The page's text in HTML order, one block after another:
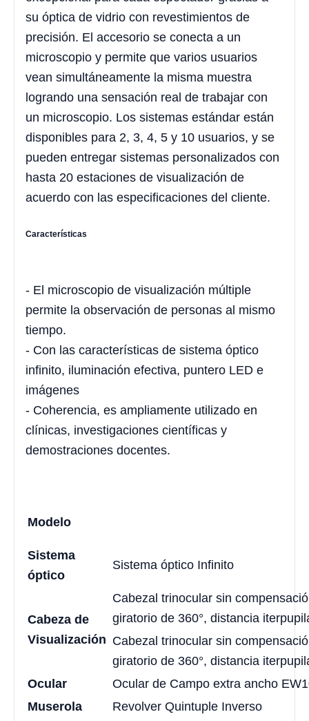
su óptica de vidrio con revestimientos de
precisión. El accesorio se conecta a un
microscopio y permite que varios usuarios
vean simultáneamente la misma muestra
logrando una sensación real de trabajar con
un microscopio. Los sistemas estándar están
disponibles para 2, 3, 4, 5 y 10 usuarios, y se
pueden entregar sistemas personalizados con
hasta 20 estaciones de visualización de
acuerdo con las especificaciones del cliente.
Características
- El microscopio de visualización múltiple
permite la observación de personas al mismo
tiempo.
- Con las características de sistema óptico
infinito, iluminación efectiva, puntero LED e
imágenes
- Coherencia, es ampliamente utilizado en
clínicas, investigaciones científicas y
demostraciones docentes.
Modelo
Sistema
óptico
Sistema óptico Infinito
Cabeza de
Visualización
Cabezal trinocular sin
giratorio de 360°, distancia
Cabezal trinocular sin
giratorio de 360°, distancia
Ocular
Ocular de Campo extra ancho
Muserola
Revolver Quintuple Inverso